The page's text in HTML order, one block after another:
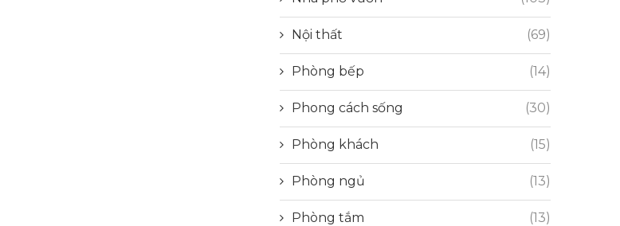
Nội thất (69)
Phòng bếp (14)
Phong cách sống (30)
Phòng khách (15)
Phòng ngủ (13)
Phòng tắm (13)